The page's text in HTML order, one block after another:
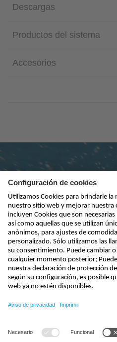
Descargas
Productos del sistema
Accesorios
Suscribirse al boletín
+49 7262 9191-0